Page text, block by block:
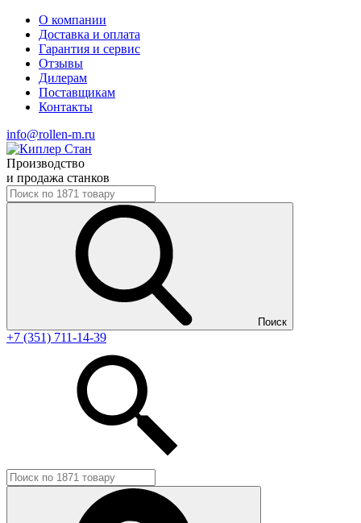
О компании
Доставка и оплата
Гарантия и сервис
Отзывы
Дилерам
Поставщикам
Контакты
info@rollen-m.ru
Производство
и продажа станков
Поиск
+7 (351) 711-14-39